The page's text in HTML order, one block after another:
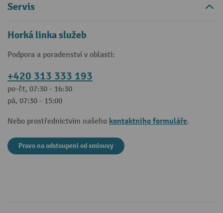
Servis
Horká linka služeb
Podpora a poradenství v oblasti:
+420 313 333 193
po-čt, 07:30 - 16:30
pá, 07:30 - 15:00
Nebo prostřednictvím našeho kontaktního formuláře.
Pravo na odstoupeni od smlouvy